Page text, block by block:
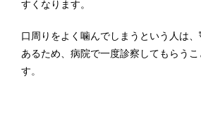
すくなります。
口周りをよく噛んでしまうという人は
あるため、病院で一度診察してもらうこ
す。